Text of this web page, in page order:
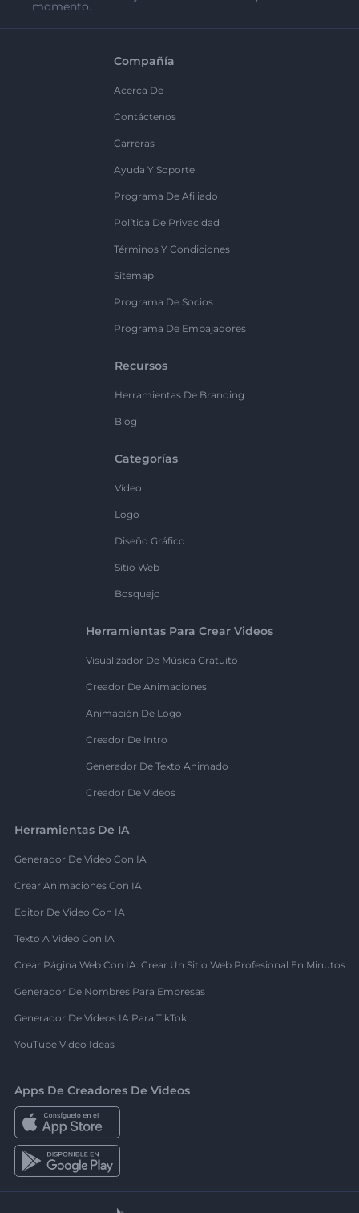
momento.
Compañía
Acerca De
Contáctenos
Carreras
Ayuda Y Soporte
Programa De Afiliado
Política De Privacidad
Términos Y Condiciones
Sitemap
Programa De Socios
Programa De Embajadores
Recursos
Herramientas De Branding
Blog
Categorías
Vídeo
Logo
Diseño Gráfico
Sitio Web
Bosquejo
Herramientas Para Crear Videos
Visualizador De Música Gratuito
Creador De Animaciones
Animación De Logo
Creador De Intro
Generador De Texto Animado
Creador De Videos
Herramientas De IA
Generador De Video Con IA
Crear Animaciones Con IA
Editor De Video Con IA
Texto A Video Con IA
Crear Página Web Con IA: Crear Un Sitio Web Profesional En Minutos
Generador De Nombres Para Empresas
Generador De Videos IA Para TikTok
YouTube Video Ideas
Apps De Creadores De Videos